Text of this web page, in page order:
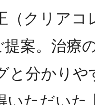
（クリアコ
案。治療
と分かりや
いただいた